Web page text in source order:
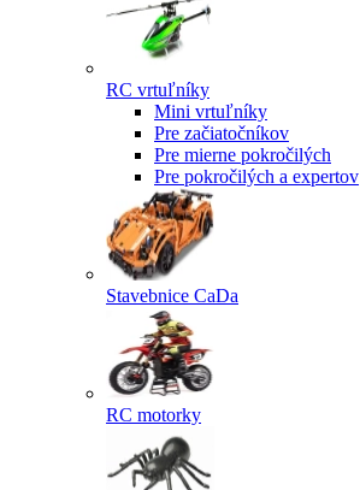
RC vrtuľníky
Mini vrtuľníky
Pre začiatočníkov
Pre mierne pokročilých
Pre pokročilých a expertov
Stavebnice CaDa
RC motorky